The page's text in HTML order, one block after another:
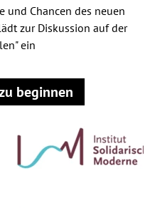
und Chancen des neuen
zur Diskussion auf der
ein
beginnen